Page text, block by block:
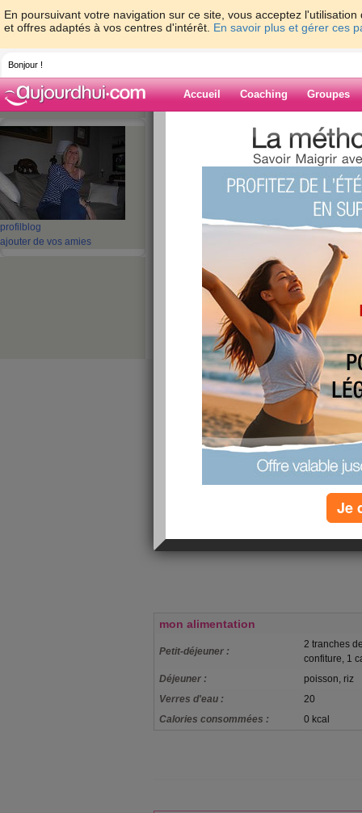
En poursuivant votre navigation sur ce site, vous acceptez
et offres adaptés à vos centres d'intérêt. En savoir plus et gérer ces
Bonjour !
Accueil Coaching Groupes
profil blog
ajouter de vos amies
> > PLUS QUE 3
Blog de chip
PLUS QUE 3
mon alimentation
Petit-déjeuner :
2 tranches
confiture, 1
Déjeuner :
poisson, riz
Verres d'eau :
20
Calories consommées :
0 kcal
Je